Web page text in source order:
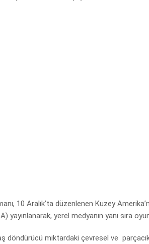
10 Aralık’ta düzenlenen Kuzey
yayınlanarak, yerel medyanın yanı sıra
döndürücü miktardaki çevresel ve